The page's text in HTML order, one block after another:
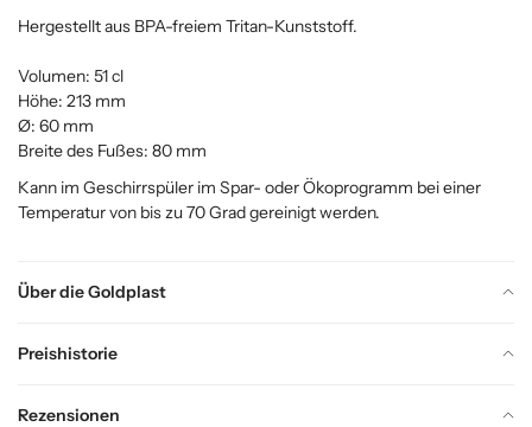
Über die Goldplast
Preishistorie
Rezensionen
Hergestellt aus BPA-freiem Tritan-Kunststoff.
Volumen: 51 cl
Höhe: 213 mm
Ø: 60 mm
Breite des Fußes: 80 mm
Kann im Geschirrspüler im Spar- oder Ökoprogramm bei einer
Temperatur von bis zu 70 Grad gereinigt werden.